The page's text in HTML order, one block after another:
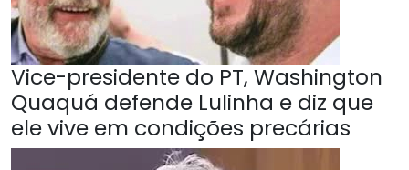
Vice-presidente do PT, Washington
Quaquá defende Lulinha e diz que
ele vive em condições precárias